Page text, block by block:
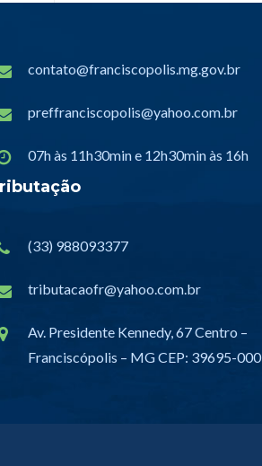
contato@franciscopolis.mg.gov.br
preffranciscopolis@yahoo.com.br
07h às 11h30min e 12h30min às 16h
(33) 988093377
tributacaofr@yahoo.com.br
Av. Presidente Kennedy, 67 Centro –
Franciscópolis – MG CEP: 39695-000